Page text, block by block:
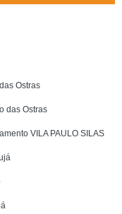
Ostras
das Ostras
VILA PAULO SILAS